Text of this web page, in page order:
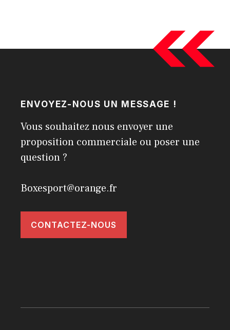
ENVOYEZ-NOUS UN MESSAGE !
Vous souhaitez nous envoyer une
proposition commerciale ou poser une
question ?
Boxesport@orange.fr
CONTACTEZ-NOUS